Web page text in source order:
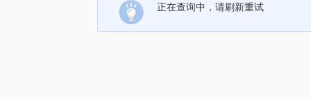
正在查询中，请刷新重试